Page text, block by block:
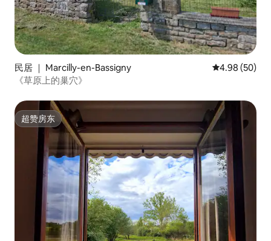
民居 ｜ Marcilly-en-Bassigny 平均评分 4.98
4.98 (50)
《草原上的巢穴》
超赞房东
超赞房东